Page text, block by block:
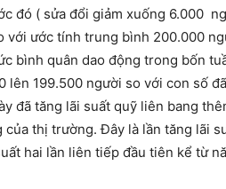
đó ( sửa đổi giảm xuống 6.000
với ước tính trung bình 200.000
bình quân dao động trong bốn
lên 199.500 người so với con số
đã tăng lãi suất quỹ liên bang
của thị trường. Đây là lần tăng lãi
hai lần liên tiếp đầu tiên kể từ